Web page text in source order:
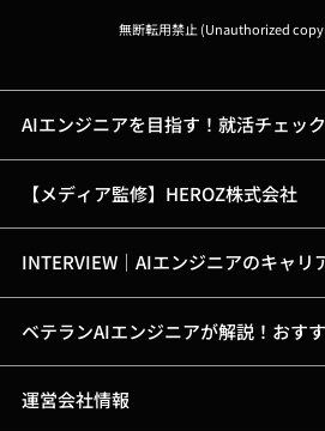
無断転用禁止 (Unauthorized
AIエンジニアを目指す！就活チェッ
【メディア監修】HEROZ株式会社
INTERVIEW｜AIエンジニアのキャリ
ベテランAIエンジニアが解説！おす
運営会社情報